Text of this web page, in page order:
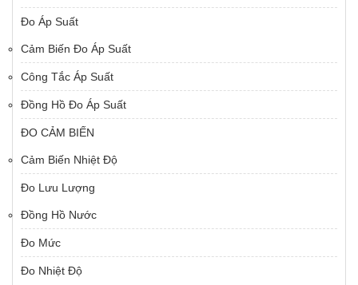
Đo Áp Suất
Cảm Biến Đo Áp Suất
Công Tắc Áp Suất
Đồng Hồ Đo Áp Suất
ĐO CẢM BIẾN
Cảm Biến Nhiệt Độ
Đo Lưu Lượng
Đồng Hồ Nước
Đo Mức
Đo Nhiệt Độ